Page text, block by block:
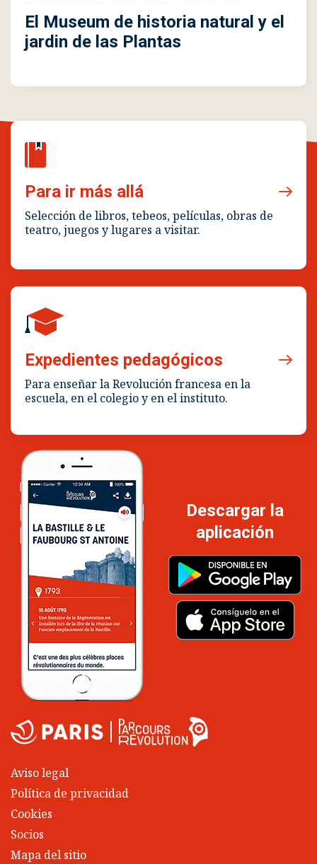
El Museum de historia natural y el
jardin de las Plantas
Para ir más allá
Selección de libros, tebeos, películas, obras de
teatro, juegos y lugares a visitar.
Expedientes pedagógicos
Para enseñar la Revolución francesa en la
escuela, en el colegio y en el instituto.
Descargar la
aplicación
Aviso legal
Política de privacidad
Cookies
Socios
Mapa del sitio